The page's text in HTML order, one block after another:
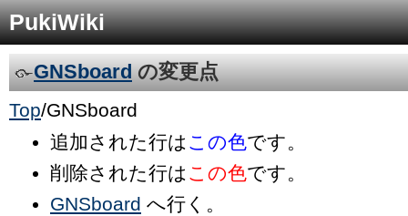
PukiWiki
GNSboardの変更点
Top/GNSboard
追加された行は この色です。
削除された行は この色です。
GNSboard へ行く。